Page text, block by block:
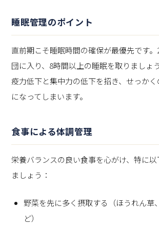
睡眠管理のポイント
直前期こそ睡眠時間の確保が最優先です
団に入り、8時間以上の睡眠を取りましょ
疫力低下と集中力の低下を招き、せっか
になってしまいます。
食事による体調管理
栄養バランスの良い食事を心がけ、特に
ましょう：
野菜を先に多く摂取する（ほうれん草
ど）